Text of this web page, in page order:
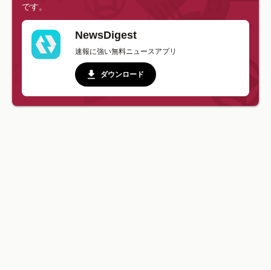
です。
NewsDigest
速報に強い無料ニュースアプリ
ダウンロード